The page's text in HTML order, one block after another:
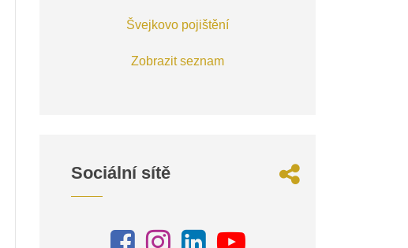
Švejkovo pojištění
Zobrazit seznam
Sociální sítě